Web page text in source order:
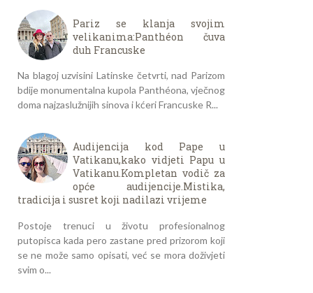
Pariz se klanja svojim
velikanima:Panthéon čuva
duh Francuske
Na blagoj uzvisini Latinske četvrti, nad Parizom
bdije monumentalna kupola Panthéona, vječnog
doma najzaslužnijih sinova i kćeri Francuske R...
Audijencija kod Pape u
Vatikanu,kako vidjeti Papu u
Vatikanu.Kompletan vodič za
opće audijencije.Mistika,
tradicija i susret koji nadilazi vrijeme
Postoje trenuci u životu profesionalnog
putopisca kada pero zastane pred prizorom koji
se ne može samo opisati, već se mora doživjeti
svim o...